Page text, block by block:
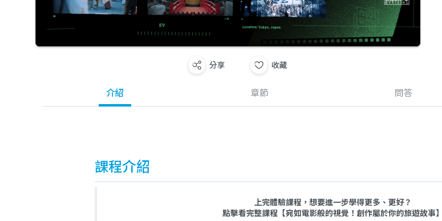
分享 收藏
介紹 章節 問答
課程介紹
上完體驗課程，想要進一步學得更多、更好？
點擊看完整課程【宛如電影般的視覺！創作屬於你的旅遊故事